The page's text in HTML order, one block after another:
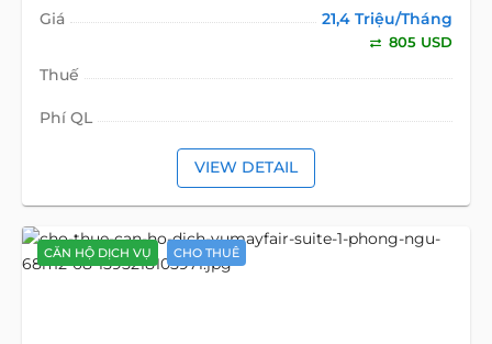
Giá
21,4 Triệu/Tháng
805 USD
Thuế
Phí QL
VIEW DETAIL
CĂN HỘ DỊCH VỤ CHO THUÊ